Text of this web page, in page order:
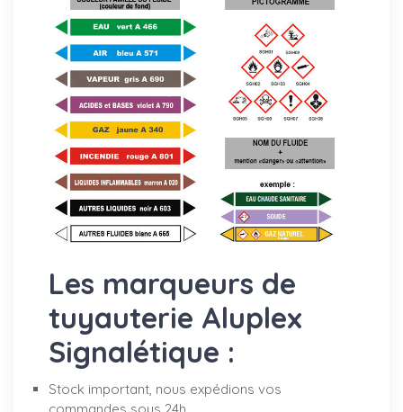
Les marqueurs de
tuyauterie Aluplex
Signalétique :
Stock important, nous expédions vos